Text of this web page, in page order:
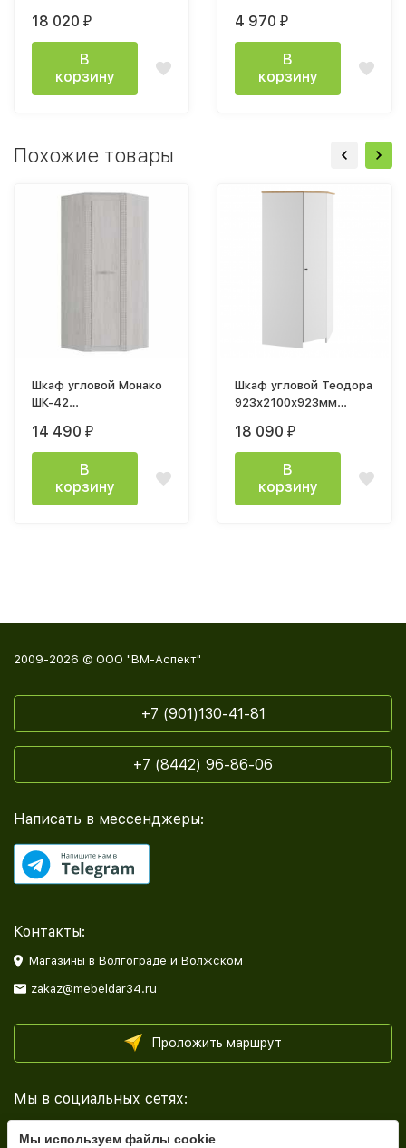
мм
18 020 ₽
В
корзину
4 970 ₽
В
корзину
Похожие товары
Шкаф угловой Монако
ШК-42
белый/ясень белый,
F12
14 490 ₽
В
корзину
Шкаф угловой Теодора
923х2100х923мм
крафт
18 090 ₽
В
корзину
2009-2026 © ООО "ВМ-Аспект"
+7 (901)130-41-81
+7 (8442) 96-86-06
Написать в мессенджеры:
Контакты:
Магазины в Волгограде и Волжском
zakaz@mebeldar34.ru
Проложить маршрут
Мы в социальных сетях:
Мы используем файлы cookie